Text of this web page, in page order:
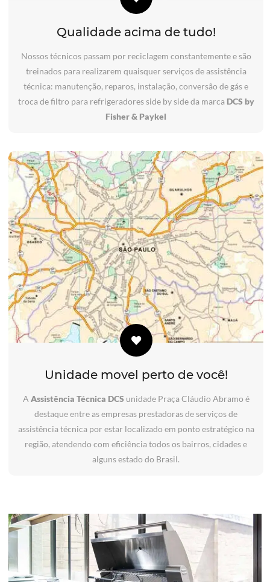
Qualidade acima de tudo!
Nossos técnicos passam por reciclagem constantemente e são
treinados para realizarem quaisquer serviços de assistência
técnica: manutenção, reparos, instalação, conversão de gás e
troca de filtro para refrigeradores side by side da marca DCS by
Fisher & Paykel
Unidade movel perto de você!
A Assistência Técnica DCS unidade Praça Cláudio Abramo é
destaque entre as empresas prestadoras de serviços de
assistência técnica por estar localizado em ponto estratégico na
região, atendendo com eficiência todos os bairros, cidades e
alguns estado do Brasil.